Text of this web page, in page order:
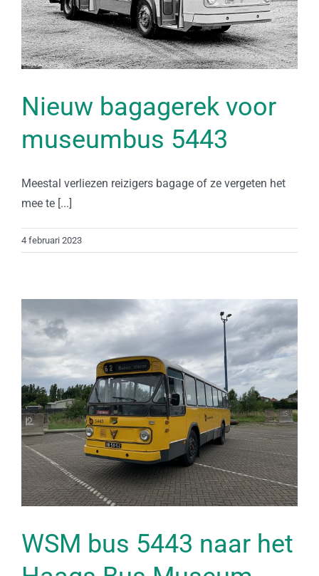
Nieuw bagagerek voor
museumbus 5443
Meestal verliezen reizigers bagage of ze vergeten het
mee te [...]
4 februari 2023
WSM bus 5443 naar het